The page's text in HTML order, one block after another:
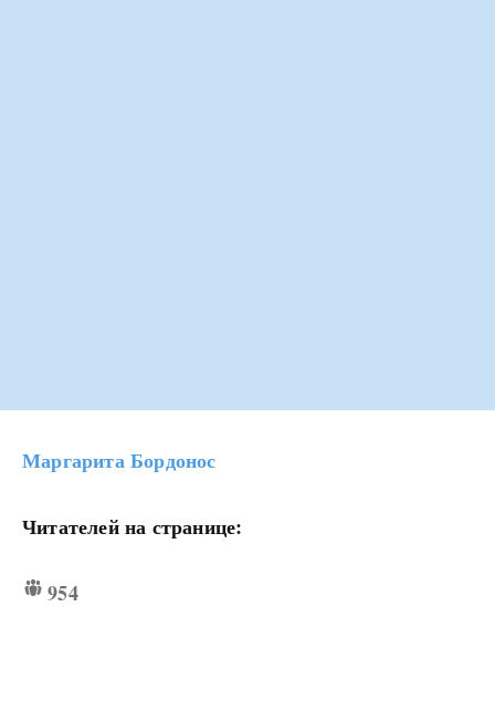
Маргарита Бордонос
Читателей на странице:
954